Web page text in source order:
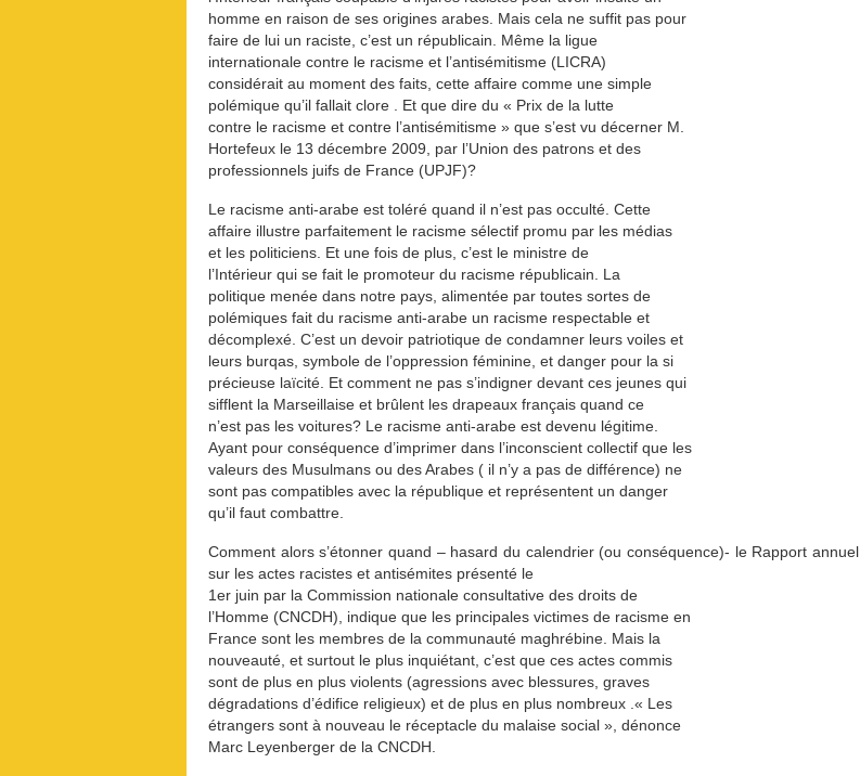
homme en raison de ses origines arabes. Mais cela ne suffit pas pour
faire de lui un raciste, c’est un républicain. Même la ligue
internationale contre le racisme et l’antisémitisme (LICRA)
considérait au moment des faits, cette affaire comme une simple
polémique qu’il fallait clore . Et que dire du « Prix de la lutte
contre le racisme et contre l’antisémitisme » que s’est vu décerner M.
Hortefeux le 13 décembre 2009, par l’Union des patrons et des
professionnels juifs de France (UPJF)?
Le racisme anti-arabe est toléré quand il n’est pas occulté. Cette
affaire illustre parfaitement le racisme sélectif promu par les médias
et les politiciens. Et une fois de plus, c’est le ministre de
l’Intérieur qui se fait le promoteur du racisme républicain. La
politique menée dans notre pays, alimentée par toutes sortes de
polémiques fait du racisme anti-arabe un racisme respectable et
décomplexé. C’est un devoir patriotique de condamner leurs voiles et
leurs burqas, symbole de l’oppression féminine, et danger pour la si
précieuse laïcité. Et comment ne pas s’indigner devant ces jeunes qui
sifflent la Marseillaise et brûlent les drapeaux français quand ce
n’est pas les voitures? Le racisme anti-arabe est devenu légitime.
Ayant pour conséquence d’imprimer dans l’inconscient collectif que les
valeurs des Musulmans ou des Arabes ( il n’y a pas de différence) ne
sont pas compatibles avec la république et représentent un danger
qu’il faut combattre.
Comment alors s’étonner quand – hasard du calendrier (ou conséquence)- le Rapport annuel
sur les actes racistes et antisémites présenté le
1er juin par la Commission nationale consultative des droits de
l’Homme (CNCDH), indique que les principales victimes de racisme en
France sont les membres de la communauté maghrébine. Mais la
nouveauté, et surtout le plus inquiétant, c’est que ces actes commis
sont de plus en plus violents (agressions avec blessures, graves
dégradations d’édifice religieux) et de plus en plus nombreux .« Les
étrangers sont à nouveau le réceptacle du malaise social », dénonce
Marc Leyenberger de la CNCDH.